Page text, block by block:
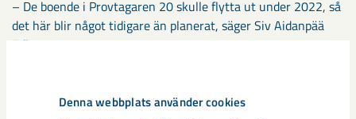
Denna webbplats använder cookies
– De boende i Provtagaren 20 skulle flytta ut under 2022, så
det här blir något tidigare än planerat, säger Siv Aidanpää
Edlert.
mätningar och titta på själva berggrunden för att få fler svar